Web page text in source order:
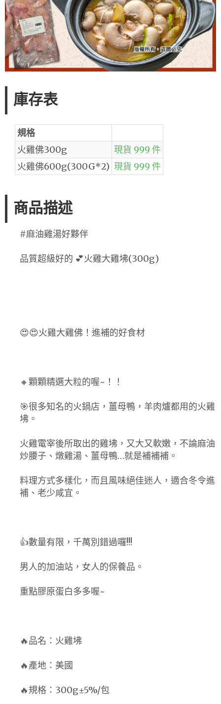
庫存表
規格
火雞佛300g
現貨 999 件
火雞佛600g(300G*2) 現貨 999 件
商品描述
#麻油雞湯好夥伴
品質超級好的 💕火雞大雞坲(300g)
😍😍火雞大雞佛！進補的好食材
🔸顆顆精選大粒的喔~！！
🎯很多知名的火鍋店，薑母鴨，羊肉爐都用的火雞
坲。
火雞電宰後所取出的雞坲，又大又軟嫩，不論麻油
炒腰子、燉雞湯、薑母鴨…就是補補補。
料理方式多樣化，而且風味絕佳迷人，適合冬令進
補、老少咸宜。
👍數量有限，千萬別錯過囉!!!
男人的加油站，女人的保養品。
重點膠原蛋白多多喔~
🔥品名：火雞坲
🔥產地：美國
🔥規格：300g±5%/包